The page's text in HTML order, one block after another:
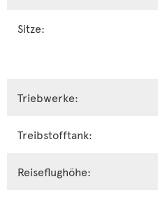
Sitze:
Triebwerke:
Treibstofftank:
Reiseflughöhe: